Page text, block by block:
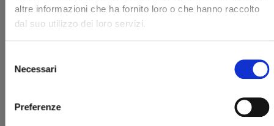
altre informazioni che ha fornito loro o che hanno raccolto
dal suo utilizzo dei loro servizi.
delNecessari
Preferenze
I CAVALIERI DELLO ZODIACO - SAINT SEIYA: TIME
ODYSSEY n. 2